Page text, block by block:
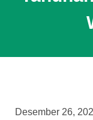
Desember 26,